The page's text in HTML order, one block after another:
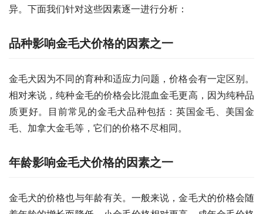
异。下面我们针对这些因素逐一进行分析：
品种影响金毛犬价格的因素之一
金毛犬因为不同的育种和适应力问题，价格会有一定区别。
相对来说，纯种金毛的价格会比混血金毛更高，因为纯种品
质更好。目前常见的金毛犬品种包括：英国金毛、美国金
毛、加拿大金毛等，它们的价格不尽相同。
年龄影响金毛犬价格的因素之一
金毛犬的价格也与年龄有关。一般来说，金毛犬的价格会随